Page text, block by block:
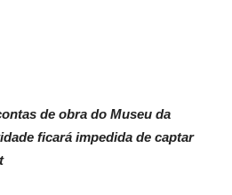
de obra do Museu da
ficará impedida de captar